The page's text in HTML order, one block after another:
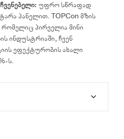
უფრო სწრაფად
პანელით. TOPCon მზის
პირველია მინი
ინდუსტრიაში, ჩვენ
ეფექტურობის ახალი
ს.